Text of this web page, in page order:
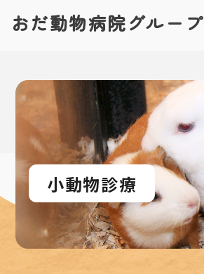
おだ動物病院グループ
TOP
私たちについて
初めての方へ
診療案内
おだ動物病院
動物医療センター
タニダ動物病院
設備紹介
スタッフ紹介
しつけ教室
獣医出勤表
よくあるご質問
小動物診療